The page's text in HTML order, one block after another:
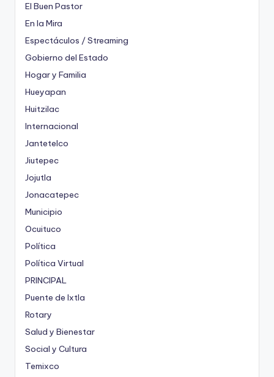
El Buen Pastor
En la Mira
Espectáculos / Streaming
Gobierno del Estado
Hogar y Familia
Hueyapan
Huitzilac
Internacional
Jantetelco
Jiutepec
Jojutla
Jonacatepec
Municipio
Ocuituco
Política
Política Virtual
PRINCIPAL
Puente de Ixtla
Rotary
Salud y Bienestar
Social y Cultura
Temixco